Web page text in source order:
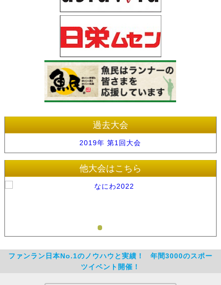
過去大会
2019年 第1回大会
他大会はこちら
ファンラン日本No.1のノウハウと実績！
年間3000のスポー
ツイベント開催！